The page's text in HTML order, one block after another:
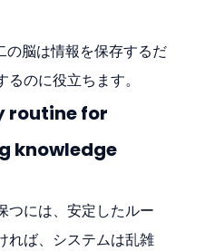
の脳は情報を保存するだ
のに役立ちます。
routine for
knowledge
つには、安定したルー
れば、システムは乱雑